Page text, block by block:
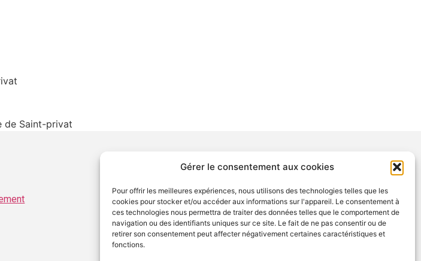
Gérer le consentement aux cookies
Pour offrir les meilleures expériences, nous utilisons des technologies telles que les
cookies pour stocker et/ou accéder aux informations sur l'appareil. Le consentement à
ces technologies nous permettra de traiter des données telles que le comportement de
navigation ou des identifiants uniques sur ce site. Le fait de ne pas consentir ou de
retirer son consentement peut affecter négativement certaines caractéristiques et
fonctions.
de Saint-privat
MENTIONS
Mentions légales
Protection des données